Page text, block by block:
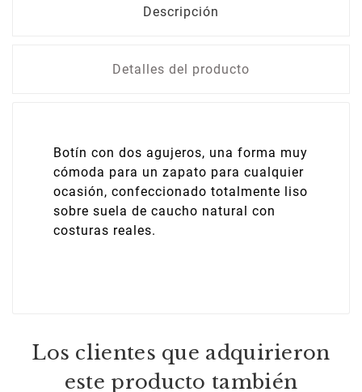
Descripción
Detalles del producto
Botín con dos agujeros, una forma muy
cómoda para un zapato para cualquier
ocasión, confeccionado totalmente liso
sobre suela de caucho natural con
costuras reales.
Los clientes que adquirieron
este producto también